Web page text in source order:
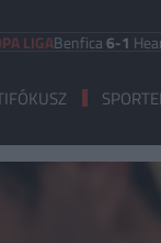
Benfica6-1Heart of